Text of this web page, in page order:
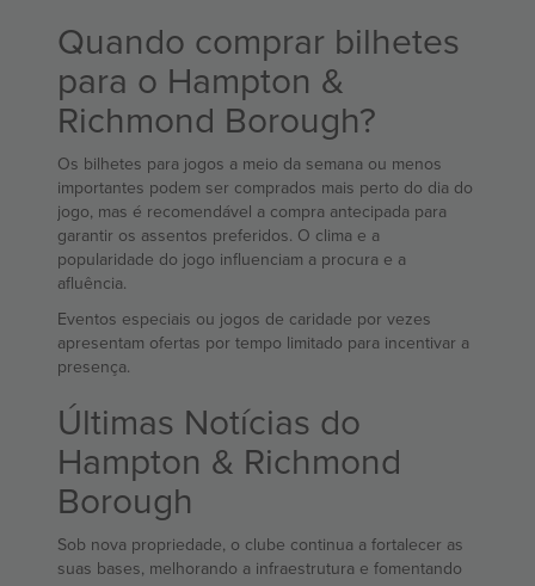
Quando comprar bilhetes
para o Hampton &
Richmond Borough?
Os bilhetes para jogos a meio da semana ou menos
importantes podem ser comprados mais perto do dia do
jogo, mas é recomendável a compra antecipada para
garantir os assentos preferidos. O clima e a
popularidade do jogo influenciam a procura e a
afluência.
Eventos especiais ou jogos de caridade por vezes
apresentam ofertas por tempo limitado para incentivar a
presença.
Últimas Notícias do
Hampton & Richmond
Borough
Sob nova propriedade, o clube continua a fortalecer as
suas bases, melhorando a infraestrutura e fomentando